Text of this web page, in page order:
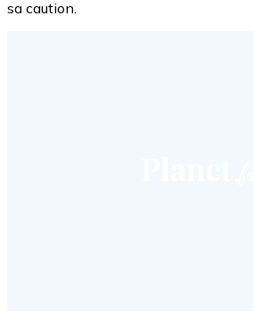
sa caution.